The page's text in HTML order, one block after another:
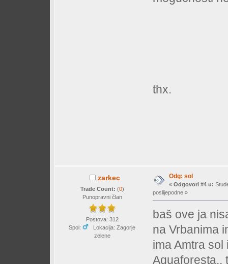
thx.
zarkec
Trade Count: (0)
Punopravni član
Postova: 312
Spol:
Lokacija: Zagorje
zelene
Odg: sol
« Odgovori #4 u:
poslijepodne »
baš ove ja
na Vrbanima
ima Amtra
Aquaforesta..